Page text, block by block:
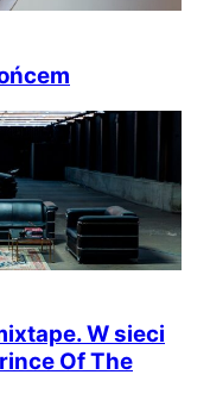
W sieci
Of The